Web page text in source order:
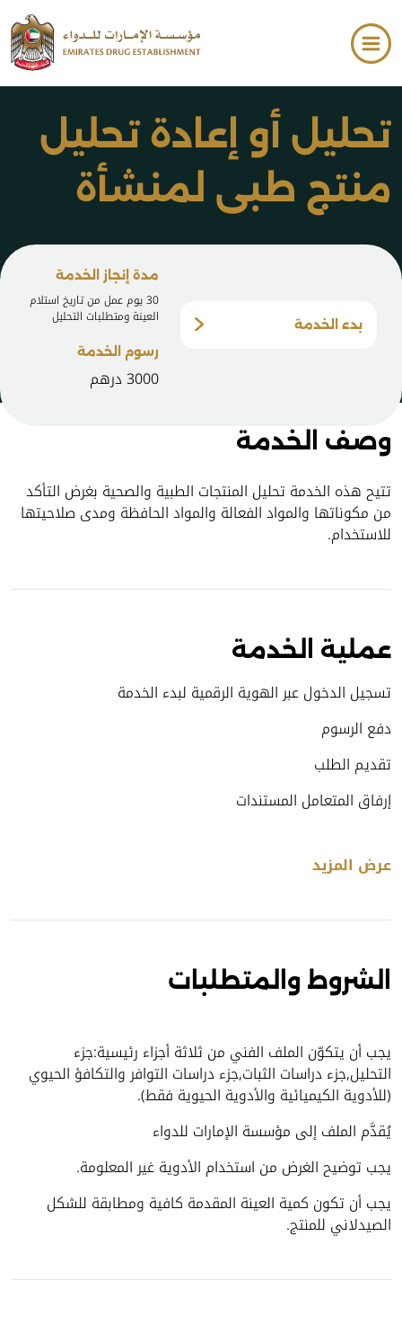
تخطي إلى المحتوى الرئيسي
فتح قائمة الوصول
تحليل أو إعادة تحليل
منتج طبي لمنشأة
صيدلانية والشركات
بدء الخدمة
مدة إنجاز الخدمة
30 يوم عمل من تاريخ استلام
العينة ومتطلبات التحليل
رسوم الخدمة
3000 درهم
وصف الخدمة
تتيح هذه الخدمة تحليل المنتجات الطبية والصحية بغرض التأكد
من مكوناتها والمواد الفعالة والمواد الحافظة ومدى صلاحيتها
للاستخدام.
عملية الخدمة
تسجيل الدخول عبر الهوية الرقمية لبدء الخدمة
دفع الرسوم
تقديم الطلب
إرفاق المتعامل المستندات
عرض المزيد
الشروط والمتطلبات
يجب أن يتكوّن الملف الفني من ثلاثة أجزاء رئيسية:جزء
التحليل,جزء دراسات الثبات,جزء دراسات التوافر والتكافؤ الحيوي
(للأدوية الكيميائية والأدوية الحيوية فقط).
يُقدَّم الملف إلى مؤسسة الإمارات للدواء
يجب توضيح الغرض من استخدام الأدوية غير المعلومة.
يجب أن تكون كمية العينة المقدمة كافية ومطابقة للشكل
الصيدلاني للمنتج.